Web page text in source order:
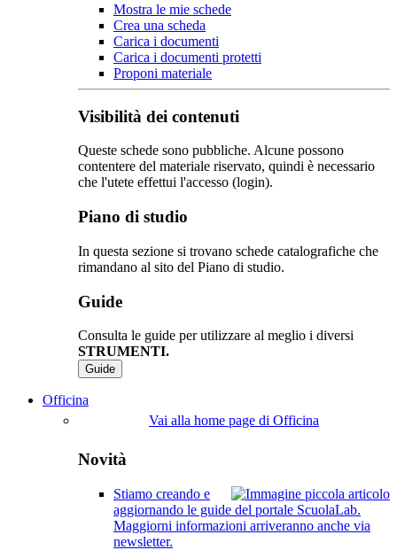
Mostra le mie schede
Crea una scheda
Carica i documenti
Carica i documenti protetti
Proponi materiale
Visibilità dei contenuti
Queste schede sono pubbliche. Alcune possono
contentere del materiale riservato, quindi è necessario
che l'utete effettui l'accesso (login).
Piano di studio
In questa sezione si trovano schede catalografiche che
rimandano al sito del Piano di studio.
Guide
Consulta le guide per utilizzare al meglio i diversi
STRUMENTI.
Guide
Officina
Vai alla home page di Officina
Novità
Stiamo creando e
aggiornando le guide del portale ScuolaLab.
Maggiorni informazioni arriveranno anche via
newsletter.